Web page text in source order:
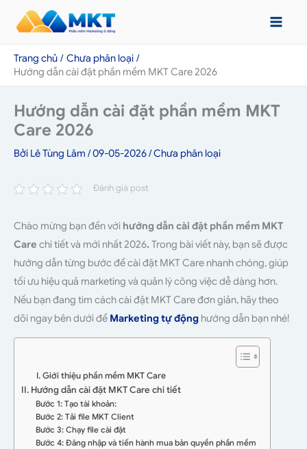
dungTrang chủ
Chưa phân loại
Hướng dẫn cài đặt phần mềm MKT Care 2026
Hướng dẫn cài đặt phần mềm MKT
Care 2026
Bởi Lê Tùng Lâm /09-05-2026/Chưa phân loại
Đánh giá post
Chào mừng bạn đến với hướng dẫn cài đặt phần mềm MKT
Care chi tiết và mới nhất 2026.Trong bài viết này, bạn sẽ được
hướng dẫn từng bước để cài đặt MKT Care nhanh chóng, giúp
tối ưu hiệu quả marketing và quản lý công việc dễ dàng hơn.
Nếu bạn đang tìm cách cài đặt MKT Care đơn giản, hãy theo
dõi ngay bên dưới để Marketing tự động hướng dẫn bạn nhé!
I. Giới thiệu phần mềm MKT Care
II. Hướng dẫn cài đặt MKT Care chi tiết
Bước 1: Tạo tài khoản:
Bước 2: Tải file MKT Client
Bước 3: Chạy file cài đặt
Bước 4: Đăng nhập và tiến hành mua bản quyền phần mềm